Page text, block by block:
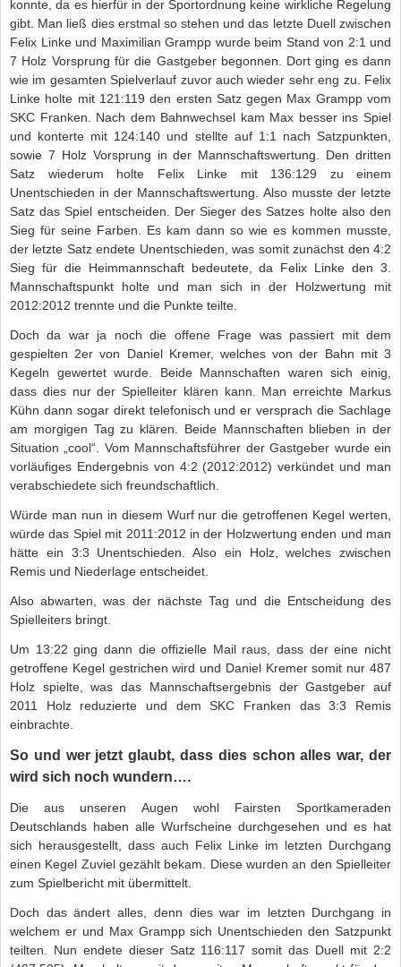
konnte, da es hierfür in der Sportordnung keine wirkliche Regelung
gibt. Man ließ dies erstmal so stehen und das letzte Duell zwischen
Felix Linke und Maximilian Grampp wurde beim Stand von 2:1 und
7 Holz Vorsprung für die Gastgeber begonnen. Dort ging es dann
wie im gesamten Spielverlauf zuvor auch wieder sehr eng zu. Felix
Linke holte mit 121:119 den ersten Satz gegen Max Grampp vom
SKC Franken. Nach dem Bahnwechsel kam Max besser ins Spiel
und konterte mit 124:140 und stellte auf 1:1 nach Satzpunkten,
sowie 7 Holz Vorsprung in der Mannschaftswertung. Den dritten
Satz wiederum holte Felix Linke mit 136:129 zu einem
Unentschieden in der Mannschaftswertung. Also musste der letzte
Satz das Spiel entscheiden. Der Sieger des Satzes holte also den
Sieg für seine Farben. Es kam dann so wie es kommen musste,
der letzte Satz endete Unentschieden, was somit zunächst den 4:2
Sieg für die Heimmannschaft bedeutete, da Felix Linke den 3.
Mannschaftspunkt holte und man sich in der Holzwertung mit
2012:2012 trennte und die Punkte teilte.
Doch da war ja noch die offene Frage was passiert mit dem
gespielten 2er von Daniel Kremer, welches von der Bahn mit 3
Kegeln gewertet wurde. Beide Mannschaften waren sich einig,
dass dies nur der Spielleiter klären kann. Man erreichte Markus
Kühn dann sogar direkt telefonisch und er versprach die Sachlage
am morgigen Tag zu klären. Beide Mannschaften blieben in der
Situation „cool“. Vom Mannschaftsführer der Gastgeber wurde ein
vorläufiges Endergebnis von 4:2 (2012:2012) verkündet und man
verabschiedete sich freundschaftlich.
Würde man nun in diesem Wurf nur die getroffenen Kegel werten,
würde das Spiel mit 2011:2012 in der Holzwertung enden und man
hätte ein 3:3 Unentschieden. Also ein Holz, welches zwischen
Remis und Niederlage entscheidet.
Also abwarten, was der nächste Tag und die Entscheidung des
Spielleiters bringt.
Um 13:22 ging dann die offizielle Mail raus, dass der eine nicht
getroffene Kegel gestrichen wird und Daniel Kremer somit nur 487
Holz spielte, was das Mannschaftsergebnis der Gastgeber auf
2011 Holz reduzierte und dem SKC Franken das 3:3 Remis
einbrachte.
So und wer jetzt glaubt, dass dies schon alles war, der
wird sich noch wundern….
Die aus unseren Augen wohl Fairsten Sportkameraden
Deutschlands haben alle Wurfscheine durchgesehen und es hat
sich herausgestellt, dass auch Felix Linke im letzten Durchgang
einen Kegel Zuviel gezählt bekam. Diese wurden an den Spielleiter
zum Spielbericht mit übermittelt.
Doch das ändert alles, denn dies war im letzten Durchgang in
welchem er und Max Grampp sich Unentschieden den Satzpunkt
teilten. Nun endete dieser Satz 116:117 somit das Duell mit 2:2